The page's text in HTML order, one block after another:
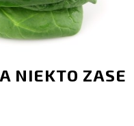
NIEKTO ZASE